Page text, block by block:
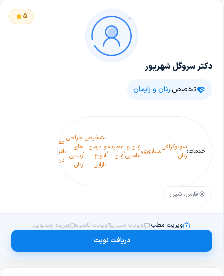
5
دکتر سروگل شهریور
تخصص:زنان و زایمان
خدمات:سونوگرافی
زنان
،ناباروری،زنان و
مامایی،معاینه
زنان
،
تشخیص
و درمان
انواع
نازایی
،
جراحی
های
زیبایی
زنان
،
عفونت
ادراری
در زنان
فارس، شیراز
ویزیت مطب ویزیت متنی ویزیت تلفنی ویزیت ویدیویی
دریافت نوبت